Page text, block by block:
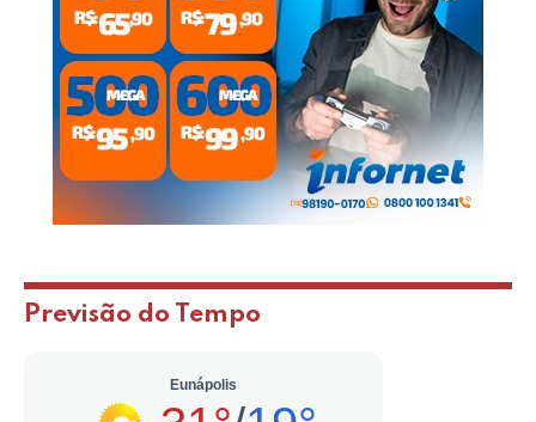
Previsão do Tempo